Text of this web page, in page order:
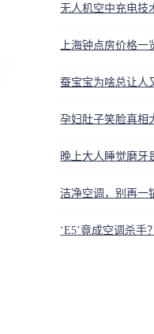
无人机空中充电技
上海钟点房价格